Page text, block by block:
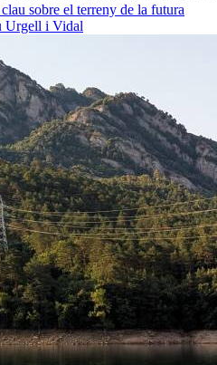
sobre el terreny de la futura
Urgell i Vidal